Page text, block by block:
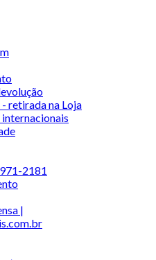
retirada na Loja
2181
|